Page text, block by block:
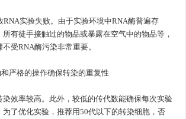
RNA实验失败。由于实验环境中RNA酶普遍存
有徒手接触过的物品或暴露在空气中的物品等，
受RNA酶污染非常重要。
严格的操作确保转染的重复性
染效率较高。此外，较低的传代数能确保每次实验
为了优化实验，推荐用50代以下的转染细胞，否